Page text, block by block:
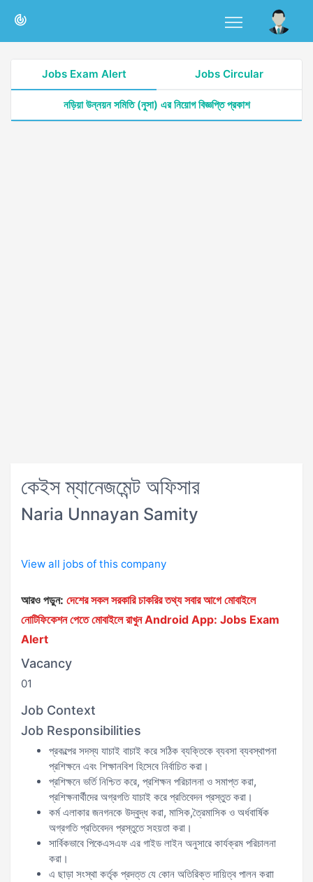
Jobs Exam Alert Jobs Circular
নড়িয়া উন্নয়ন সমিতি (নুসা) এর নিয়োগ বিজ্ঞপ্তি প্রকাশ
কেইস ম্যানেজমেন্ট অফিসার
Naria Unnayan Samity
View all jobs of this company
আরও পড়ুন: দেশের সকল সরকারি চাকরির তথ্য সবার আগে মোবাইলে
নোটিফিকেশন পেতে মোবাইলে রাখুন Android App: Jobs Exam
Alert
Vacancy
01
Job Context
Job Responsibilities
প্রকল্পের সদস্য যাচাই বাচাই করে সঠিক ব্যক্তিকে ব্যবসা ব্যবস্থাপনা
প্রশিক্ষনে এবং শিক্ষানবিশ হিসেবে নির্বাচিত করা।
প্রশিক্ষনে ভর্তি নিশ্চিত করে, প্রশিক্ষন পরিচালনা ও সমাপ্ত করা,
প্রশিক্ষনার্থীদের অগ্রগতি যাচাই করে প্রতিবেদন প্রস্তুত করা।
কর্ম এলাকার জনগনকে উদ্বুদ্ধ করা, মাসিক,ত্রৈমাসিক ও অর্ধবার্ষিক
অগ্রগতি প্রতিবেদন প্রস্তুতে সহয়তা করা।
সার্বিকভাবে পিকেএসএফ এর গাইড লাইন অনুসারে কার্যক্রম পরিচালনা
করা।
এ ছাড়া সংস্থা কর্তৃক প্রদত্ত যে কোন অতিরিক্ত দায়িত্ব পালন করাা